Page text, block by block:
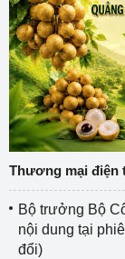
Thương mại điện
Bộ trưởng Bộ
nội dung tại
đổi)